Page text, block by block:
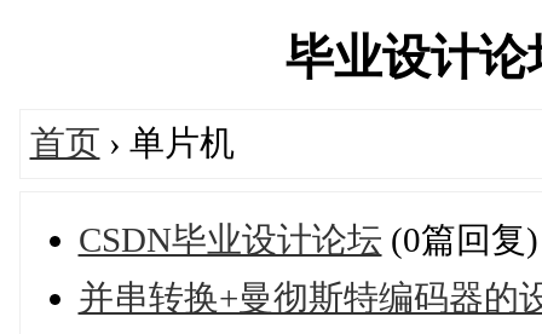
毕业设计
首页 › 单片机
CSDN毕业设计论坛 (0篇回复)
并串转换+曼彻斯特编码器的